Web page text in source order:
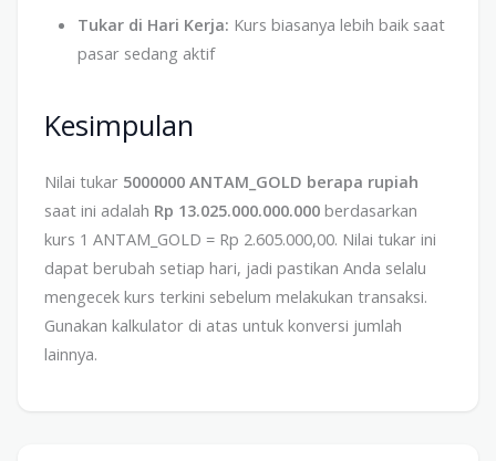
Tukar di Hari Kerja: Kurs biasanya lebih baik saat
pasar sedang aktif
Kesimpulan
Nilai tukar 5000000 ANTAM_GOLD berapa rupiah
saat ini adalah Rp 13.025.000.000.000berdasarkan
kurs 1 ANTAM_GOLD = Rp 2.605.000,00. Nilai tukar ini
dapat berubah setiap hari, jadi pastikan Anda selalu
mengecek kurs terkini sebelum melakukan transaksi.
Gunakan kalkulator di atas untuk konversi jumlah
lainnya.